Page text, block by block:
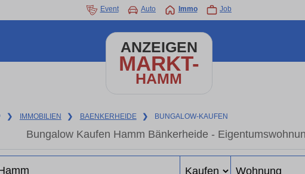
Event Auto Immo Job
ANZEIGEN
MARKT-
HAMM
❯ IMMOBILIEN ❯ BAENKERHEIDE ❯ BUNGALOW-KAUFEN
Bungalow Kaufen Hamm Bänkerheide -